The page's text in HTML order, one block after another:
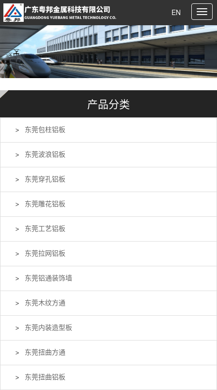
EN
产品分类
东莞包柱铝板
东莞波浪铝板
东莞穿孔铝板
东莞雕花铝板
东莞工艺铝板
东莞拉网铝板
东莞铝通装饰墙
东莞木纹方通
东莞内装造型板
东莞扭曲方通
东莞扭曲铝板